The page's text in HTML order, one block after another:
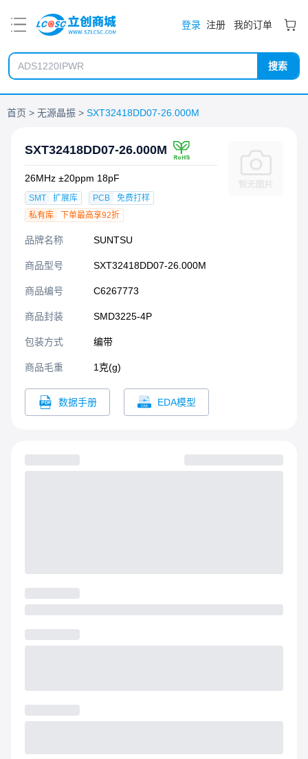
登录 注册 我的订单
搜索
首页 无源晶振 SXT32418DD07-26.000M
SXT32418DD07-26.000M
26MHz ±20ppm 18pF
SMT 扩展库 PCB
免费打样
私有库
下单最高享92折
品牌名称 SUNTSU
商品型号 SXT32418DD07-26.000M
商品编号 C6267773
商品封装 SMD3225-4P​
包装方式 编带
商品毛重 1克(g)
数据手册 EDA模型